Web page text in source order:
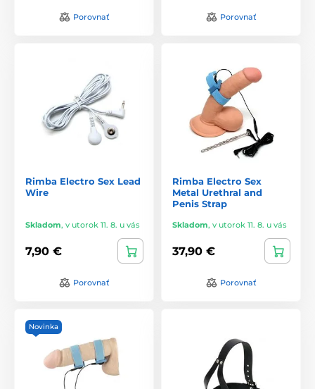
Porovnať Porovnať
Rimba Electro Sex Lead
Wire
Skladom, v utorok 11. 8. u vás
7,90 €
Porovnať
Rimba Electro Sex
Metal Urethral and
Penis Strap
Skladom, v utorok 11. 8. u vás
37,90 €
Porovnať
Novinka